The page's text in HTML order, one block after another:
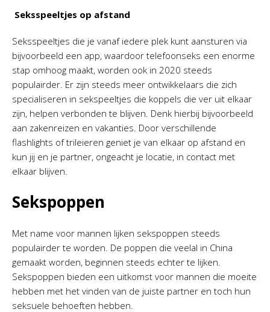
Seksspeeltjes op afstand
Seksspeeltjes die je vanaf iedere plek kunt aansturen via
bijvoorbeeld een app, waardoor telefoonseks een enorme
stap omhoog maakt, worden ook in 2020 steeds
populairder. Er zijn steeds meer ontwikkelaars die zich
specialiseren in sekspeeltjes die koppels die ver uit elkaar
zijn, helpen verbonden te blijven. Denk hierbij bijvoorbeeld
aan zakenreizen en vakanties. Door verschillende
flashlights of trileieren geniet je van elkaar op afstand en
kun jij en je partner, ongeacht je locatie, in contact met
elkaar blijven.
Sekspoppen
Met name voor mannen lijken sekspoppen steeds
populairder te worden. De poppen die veelal in China
gemaakt worden, beginnen steeds echter te lijken.
Sekspoppen bieden een uitkomst voor mannen die moeite
hebben met het vinden van de juiste partner en toch hun
seksuele behoeften hebben.